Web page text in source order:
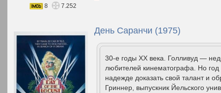
8
7.252
День Саранчи (1975)
30-е годы XX века. Голливуд —
любителей кинематографа. Но
надежде доказать свой талант и
Гриннер, выпускник Йельского